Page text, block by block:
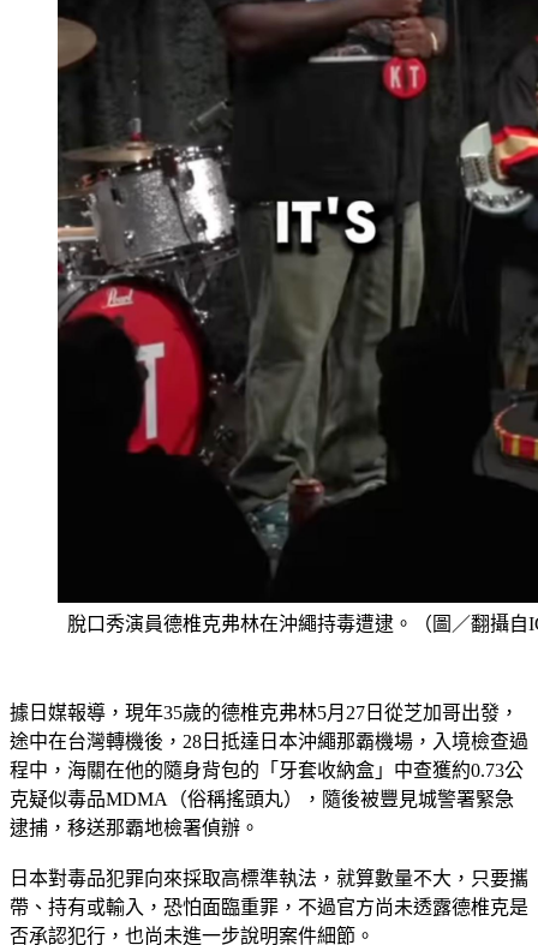
途中在台灣轉機後，28日抵達日本沖繩那霸機場，入境檢查過
程中，海關在他的隨身背包的「牙套收納盒」中查獲約0.73公
克疑似毒品MDMA（俗稱搖頭丸），隨後被豐見城警署緊急
逮捕，移送那霸地檢署偵辦。
帶、持有或輸入，恐怕面臨重罪，不過官方尚未透露德椎克是
否承認犯行，也尚未進一步說明案件細節。